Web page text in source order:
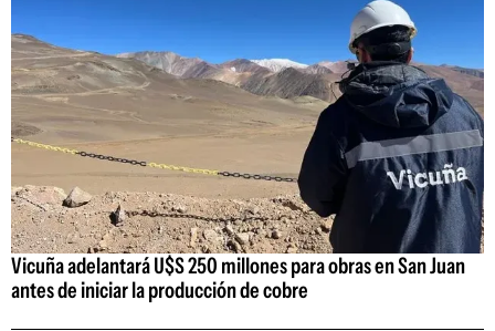
Vicuña adelantará U$S 250 millones para obras en San Juan
antes de iniciar la producción de cobre